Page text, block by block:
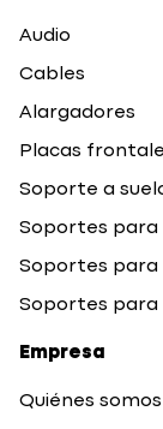
Audio
Cables
Alargadores
Placas
Soporte a
Soportes para
Soportes
Soportes para
Empresa
Quiénes somos